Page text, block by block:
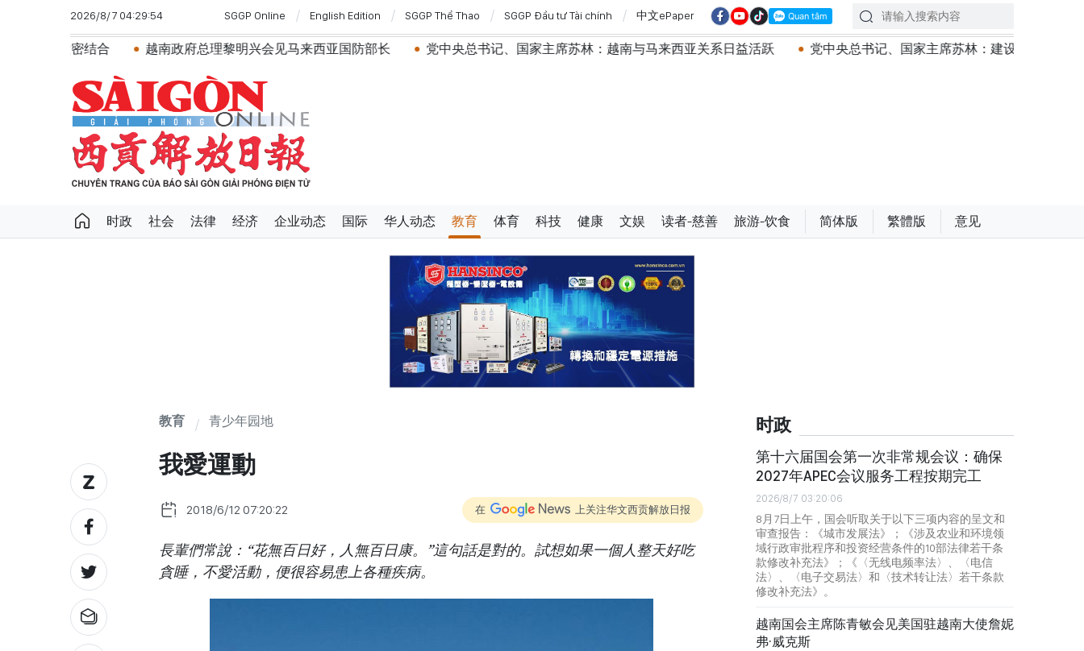
2026/8/7 04:29:54 SGGP Online English Edition SGGP Thể Thao SGGP Đầu tư Tài chính 中文ePaper
越南政府总理黎明兴会见马来西亚国防部长 党中央总书记、国家主席苏林：越南与马来西亚关系日益活跃 党中央总书记、国家主席苏林：建设一部科学严谨、简明精炼、
时政 社会 法律 经济 企业动态 国际 华人动态 教育 体育 科技 健康 文娱 读者-慈善 旅游-饮食 简体版 繁體版 意见
教育 青少年园地
我愛運動
2018/6/12 07:20:22 在 上关注华文西贡解放日报
長輩們常說：“花無百日好，人無百日康。”這句話是對的。試想如果一個人整天好吃
貪睡，不愛活動，便很容易患上各種疾病。
时政
第十六届国会第一次非常规会议：确保
2027年APEC会议服务工程按期完工
2026/8/7 03:20:06
8月7日上午，国会听取关于以下三项内容的呈文和
审查报告：《城市发展法》；《涉及农业和环境领
域行政审批程序和投资经营条件的10部法律若干条
款修改补充法》；《〈无线电频率法〉、〈电信
法〉、〈电子交易法〉和〈技术转让法〉若干条款
修改补充法》。
越南国会主席陈青敏会见美国驻越南大使詹妮
弗·威克斯